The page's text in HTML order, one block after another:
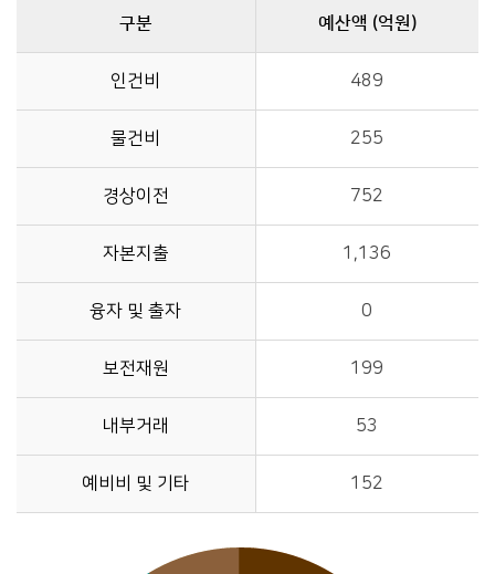
구분 예산액 (억원)
인건비 489
물건비 255
경상이전 752
자본지출 1,136
융자 및 출자 0
보전재원 199
내부거래 53
예비비 및 기타 152